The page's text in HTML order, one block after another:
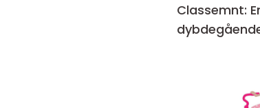
Classemnt:
cykelløbets